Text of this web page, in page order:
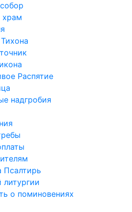
храм
Распятие
надгробия
Псалтирь
о поминовениях